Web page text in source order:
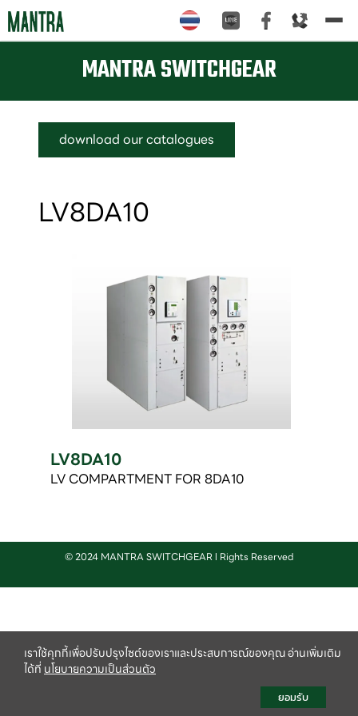
MANTRA SWITCHGEAR
download our catalogues
LV8DA10
LV8DA10
LV COMPARTMENT FOR 8DA10
© 2024 MANTRA SWITCHGEAR l Rights Reserved
เราใช้คุกกี้เพื่อปรับปรุงไซต์ของเราและประสบการณ์ของคุณ อ่านเพิ่มเติม
ได้ที่ นโยบายความเป็นส่วนตัว
ยอมรับ